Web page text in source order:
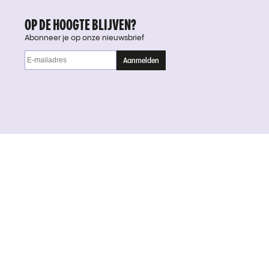
OP DE HOOGTE BLIJVEN?
Abonneer je op onze nieuwsbrief